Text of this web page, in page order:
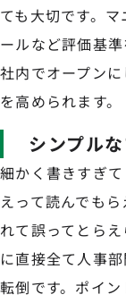
ても大切です。
ールなど評価基
社内でオープン
を高められます。
シンプル
細かく書きすぎ
えって読んでも
れて誤ってとら
に直接全て人事
転倒です。ポイ